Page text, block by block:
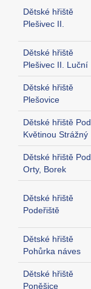
Dětské hřiště
Plešivec II.
Dětské hřiště
Plešivec II. Luční
Dětské hřiště
Plešovice
Dětské hřiště Pod
Květinou Strážný
Dětské hřiště Pod
Orty, Borek
Dětské hřiště
Podeřiště
Dětské hřiště
Pohůrka náves
Dětské hřiště
Poněšice